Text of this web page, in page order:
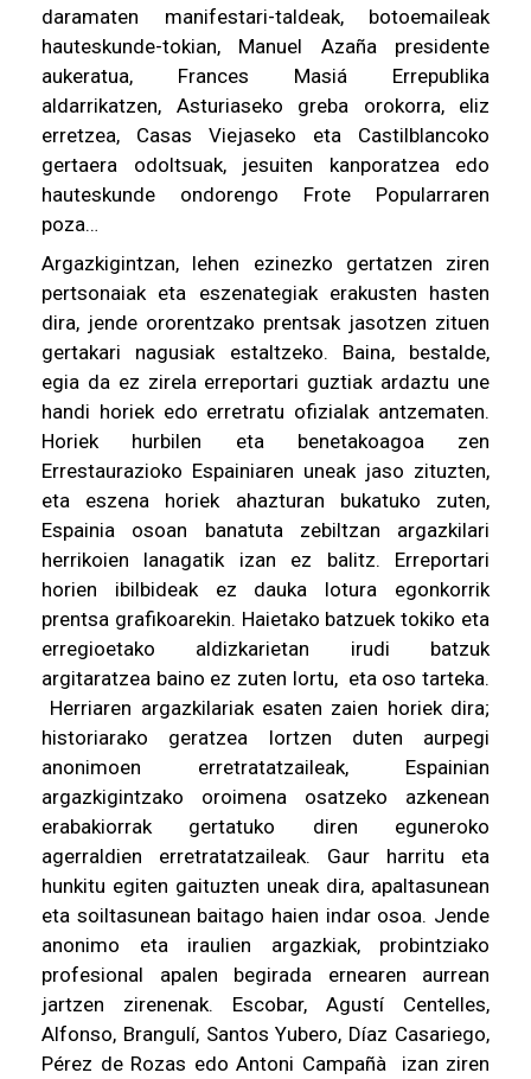
daramaten manifestari-taldeak, botoemaileak
hauteskunde-tokian, Manuel Azaña presidente
aukeratua, Frances Masiá Errepublika
aldarrikatzen, Asturiaseko greba orokorra, eliz
erretzea, Casas Viejaseko eta Castilblancoko
gertaera odoltsuak, jesuiten kanporatzea edo
hauteskunde ondorengo Frote Popularraren
poza…
Argazkigintzan, lehen ezinezko gertatzen ziren
pertsonaiak eta eszenategiak erakusten hasten
dira, jende ororentzako prentsak jasotzen zituen
gertakari nagusiak estaltzeko. Baina, bestalde,
egia da ez zirela erreportari guztiak ardaztu une
handi horiek edo erretratu ofizialak antzematen.
Horiek hurbilen eta benetakoagoa zen
Errestaurazioko Espainiaren uneak jaso zituzten,
eta eszena horiek ahazturan bukatuko zuten,
Espainia osoan banatuta zebiltzan argazkilari
herrikoien lanagatik izan ez balitz. Erreportari
horien ibilbideak ez dauka lotura egonkorrik
prentsa grafikoarekin. Haietako batzuek tokiko eta
erregioetako aldizkarietan irudi batzuk
argitaratzea baino ez zuten lortu, eta oso tarteka.
Herriaren argazkilariak esaten zaien horiek dira;
historiarako geratzea lortzen duten aurpegi
anonimoen erretratatzaileak, Espainian
argazkigintzako oroimena osatzeko azkenean
erabakiorrak gertatuko diren eguneroko
agerraldien erretratatzaileak. Gaur harritu eta
hunkitu egiten gaituzten uneak dira, apaltasunean
eta soiltasunean baitago haien indar osoa. Jende
anonimo eta iraulien argazkiak, probintziako
profesional apalen begirada ernearen aurrean
jartzen zirenenak. Escobar, Agustí Centelles,
Alfonso, Brangulí, Santos Yubero, Díaz Casariego,
Pérez de Rozas edo Antoni Campañà izan ziren